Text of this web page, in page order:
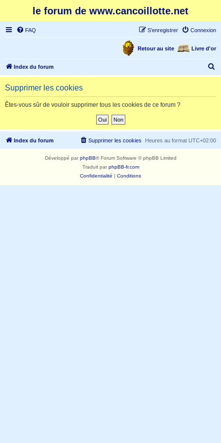
le forum de www.cancoillotte.net
FAQ Connexion
S’enregistrer
Livre d'or
Retour au site
Index du forum
e
h
Supprimer les cookies
Êtes-vous sûr de vouloir supprimer tous les cookies de ce forum ?
Index du forum Heures au format UTC+02:00
Supprimer les cookies
Développé parphpBB® Forum Software © phpBB Limited
Traduit parphpBB-fr.com
Confidentialité | Conditions